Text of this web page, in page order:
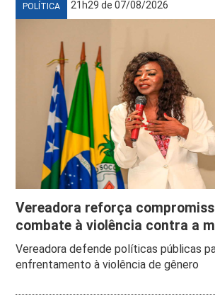
POLÍTICA 21h29 de 07/08/2026
Vereadora reforça
combate à violência contra a
Vereadora defende políticas públicas
enfrentamento à violência de gênero